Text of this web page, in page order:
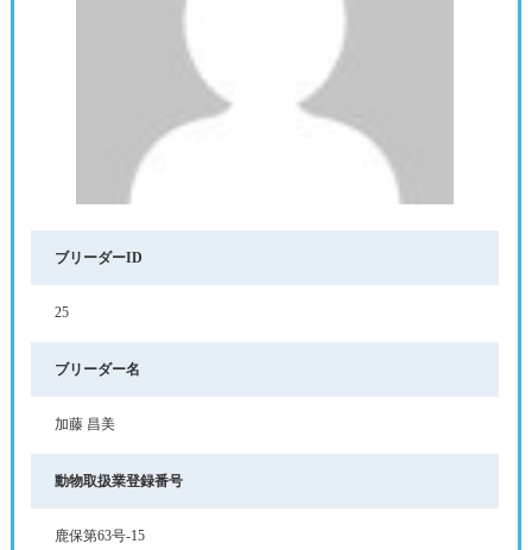
ブリーダーID
25
ブリーダー名
加藤 昌美
動物取扱業登録番号
鹿保第63号-15